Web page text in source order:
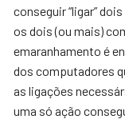
conseguir “ligar”
os dois (ou mais)
emaranhamento é
dos computadores
as ligações
uma só ação